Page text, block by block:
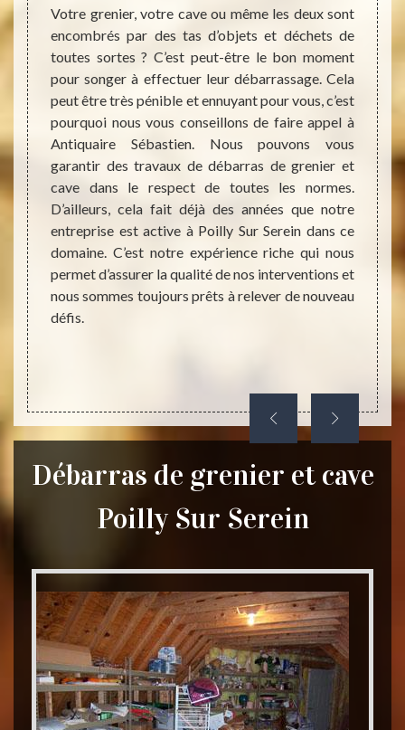
où
très
que
à
y a
vous
Votre grenier, votre cave ou même les deux sont
encombrés par des tas d’objets et déchets de
toutes sortes ? C’est peut-être le bon moment
pour songer à effectuer leur débarrassage. Cela
peut être très pénible et ennuyant pour vous, c’est
pourquoi nous vous conseillons de faire appel à
Antiquaire Sébastien. Nous pouvons vous
garantir des travaux de débarras de grenier et
cave dans le respect de toutes les normes.
D’ailleurs, cela fait déjà des années que notre
entreprise est active à Poilly Sur Serein dans ce
domaine. C’est notre expérience riche qui nous
permet d’assurer la qualité de nos interventions et
nous sommes toujours prêts à relever de nouveau
défis.
faire
vous
de
Débarras de grenier et cave
Poilly Sur Serein